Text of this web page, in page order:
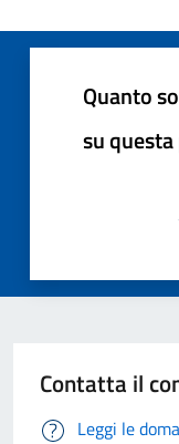
Quanto
su
Contatta il
Leggi le